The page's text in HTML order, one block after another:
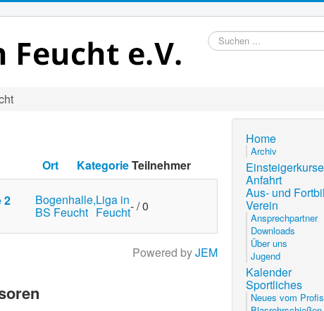
Suchen
...
Ort KategorieTeilnehmer
2 Bogenhalle,
BS Feucht
Liga in
Feucht- / 0
Powered byJEM
Home
Archiv
Einsteigerkurse
Anfahrt
Aus- und
Verein
Ansprechpartner
Downloads
Über uns
Jugend
Kalender
Sportliches
Neues vom